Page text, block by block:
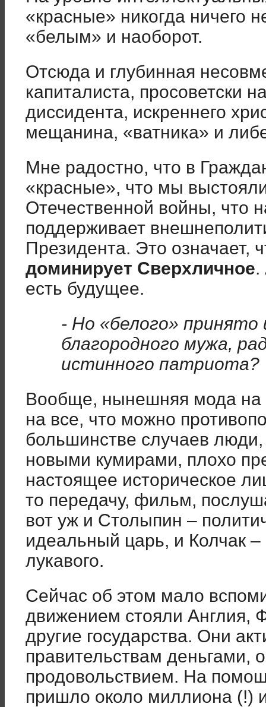
«красные» никогда ничего
«белым» и наоборот.
Отсюда и глубинная
капиталиста, просоветски
диссидента, искреннего
мещанина, «ватника» и
Мне радостно, что в
«красные», что мы
Отечественной войны, что
поддерживает
Президента. Это означает,
доминирует Сверхличное.
есть будущее.
- Но «белого» принято
благородного мужа,
истинного патриота?
Вообще, нынешняя мода на
на все, что можно
большинстве случаев
новыми кумирами, плохо
настоящее историческое
то передачу, фильм,
вот уж и Столыпин –
идеальный царь, и Колчак –
лукавого.
Сейчас об этом мало
движением стояли
другие государства. Они
правительствам
продовольствием. На
пришло около миллиона (!)